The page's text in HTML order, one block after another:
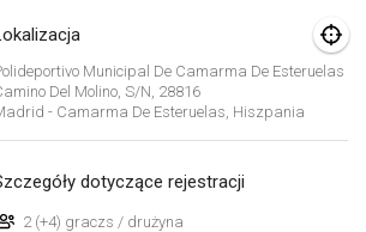
Municipal De Camarma De Esteruelas
Del Molino, S/n, 28816
- Camarma De Esteruelas Hiszpania
dotyczące rejestracji
2 (+4) graczs / drużyna
Tournoi d'Hiver
25 sty 2020|Francja
25 sty 2020|Francja